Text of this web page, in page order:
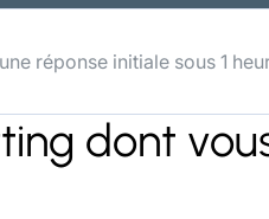
réponse initiale sous 1
dont